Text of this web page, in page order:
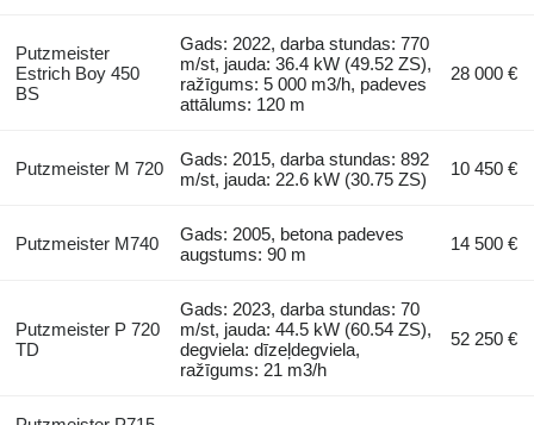
Putzmeister
Estrich Boy 450
BS
Gads: 2022, darba stundas: 770
m/st, jauda: 36.4 kW (49.52 ZS),
ražīgums: 5 000 m3/h, padeves
attālums: 120 m
28 000 €
Putzmeister M 720
Gads: 2015, darba stundas: 892
m/st, jauda: 22.6 kW (30.75 ZS)
10 450 €
Putzmeister M740
Gads: 2005, betona padeves
augstums: 90 m
14 500 €
Putzmeister P 720
TD
Gads: 2023, darba stundas: 70
m/st, jauda: 44.5 kW (60.54 ZS),
degviela: dīzeļdegviela,
ražīgums: 21 m3/h
52 250 €